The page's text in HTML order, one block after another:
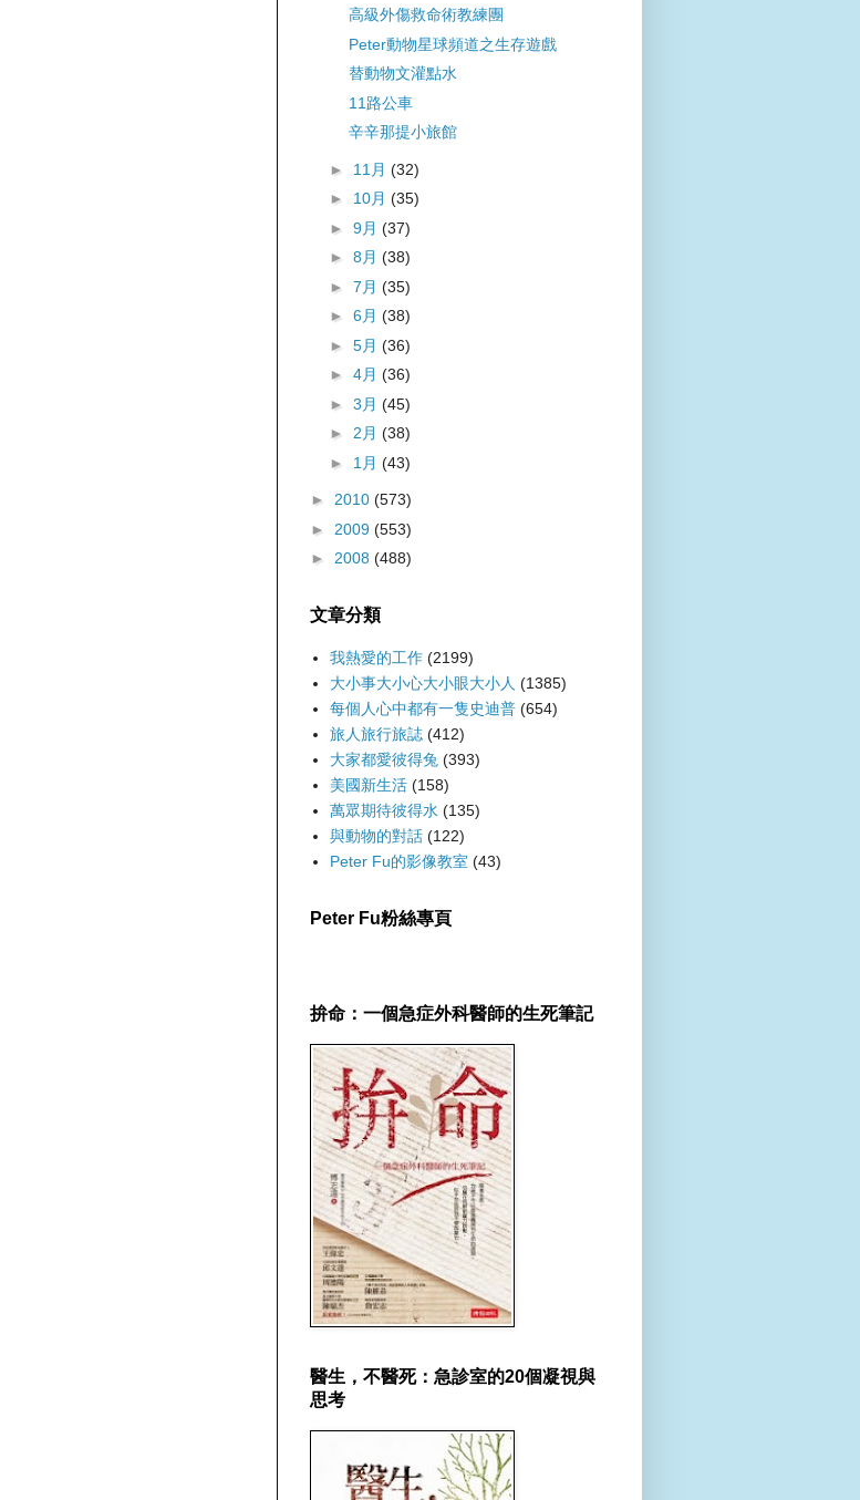
高級外傷救命術教練團
Peter動物星球頻道之生存遊戲
替動物文灌點水
11路公車
辛辛那提小旅館
► 11月 (32)
► 10月 (35)
► 9月 (37)
► 8月 (38)
► 7月 (35)
► 6月 (38)
► 5月 (36)
► 4月 (36)
► 3月 (45)
► 2月 (38)
► 1月 (43)
► 2010 (573)
► 2009 (553)
► 2008 (488)
文章分類
我熱愛的工作 (2199)
大小事大小心大小眼大小人 (1385)
每個人心中都有一隻史迪普 (654)
旅人旅行旅誌 (412)
大家都愛彼得兔 (393)
美國新生活 (158)
萬眾期待彼得水 (135)
與動物的對話 (122)
Peter Fu的影像教室 (43)
Peter Fu粉絲專頁
拚命：一個急症外科醫師的生死筆記
醫生，不醫死：急診室的20個凝視與
思考